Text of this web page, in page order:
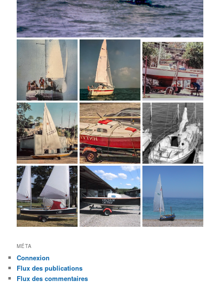
MÉTA
Connexion
Flux des publications
Flux des commentaires